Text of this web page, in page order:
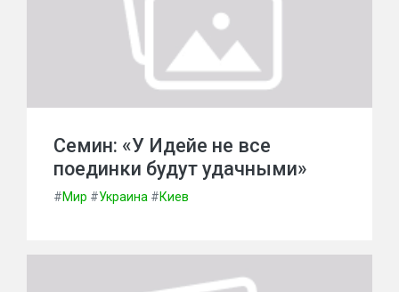
Семин: «У Идейе не все
поединки будут удачными»
#Мир #Украина #Киев